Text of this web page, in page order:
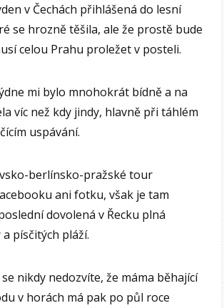
v Čechách přihlášená do lesní
se hrozně těšila, ale že prostě bude
celou Prahu proležet v posteli.
mi bylo mnohokrát bídně a na
víc než kdy jindy, hlavně při táhlém
uspávání.
berlínsko-pražské tour
ani fotku, však je tam
dovolená v Řecku plná
písčitých pláží.
nikdy nedozvíte, že máma běhající
v horách má pak po půl roce